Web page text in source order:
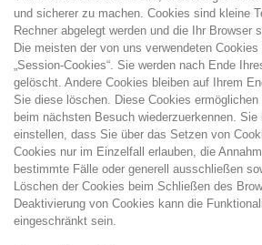
und sicherer zu machen. Cookies sind kleine
Rechner abgelegt werden und die Ihr Browser
Die meisten der von uns verwendeten
„Session-Cookies“. Sie werden nach Ende
gelöscht. Andere Cookies bleiben auf Ihrem
Sie diese löschen. Diese Cookies
beim nächsten Besuch wiederzuerkennen.
einstellen, dass Sie über das Setzen von
Cookies nur im Einzelfall erlauben, die
bestimmte Fälle oder generell ausschließen
Löschen der Cookies beim Schließen des
Deaktivierung von Cookies kann die
eingeschränkt sein.